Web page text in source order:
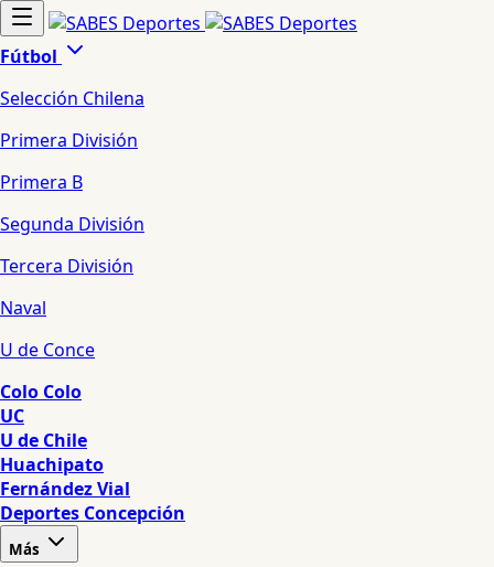
Fútbol
Selección Chilena
Primera División
Primera B
Segunda División
Tercera División
Naval
U de Conce
Colo Colo
UC
U de Chile
Huachipato
Fernández Vial
Deportes Concepción
Más